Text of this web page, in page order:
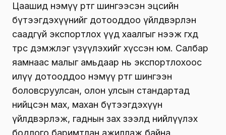
Цаашид нэмүү өртөг шингээсэн эцсийн
бүтээгдэхүүнийг дотооддоо үйлдвэрлэн
саадгүй экспортлох үүд хаалгыг нээж өгөхөд
төрөөс дэмжлэг үзүүлэхийг хүссэн юм. Салбар
яамнаас малыг амьдаар нь экспортлохоос
илүү дотооддоо нэмүү өртөг шингээн
боловсруулсан, олон улсын стандартад
нийцсэн мах, махан бүтээгдэхүүн
үйлдвэрлэж, гаднын зах зээлд нийлүүлэх
бодлого баримтлан ажиллаж байна.